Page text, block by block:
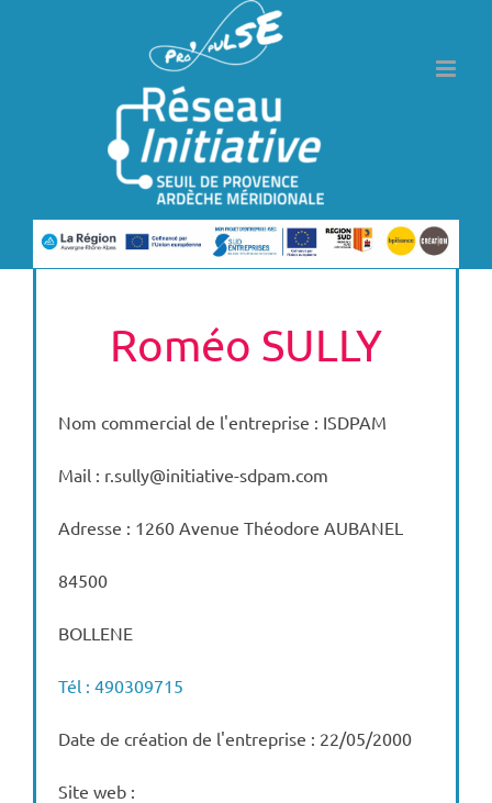
Roméo SULLY
Nom commercial de l'entreprise : ISDPAM
Mail : r.sully@initiative-sdpam.com
Adresse : 1260 Avenue Théodore AUBANEL
84500
BOLLENE
Tél : 490309715
Date de création de l'entreprise : 22/05/2000
Site web :